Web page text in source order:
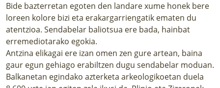
Bide bazterretan egoten den landare xume honek bere
loreen kolore bizi eta erakargarriengatik ematen du
atentzioa. Sendabelar baliotsua ere bada, hainbat
erremediotarako egokia.
Antzina elikagai ere izan omen zen gure artean, baina
gaur egun gehiago erabiltzen dugu sendabelar moduan.
Balkanetan egindako azterketa arkeologikoetan duela